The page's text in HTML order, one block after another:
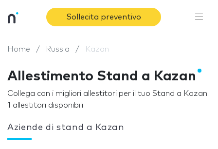
Sollecita preventivo
Home Russia Kazan
Allestimento Stand a Kazan
Collega con i migliori allestitori per il tuo Stand a Kazan.
1 allestitori disponibili
Aziende di stand a Kazan